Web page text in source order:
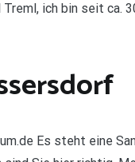
ich bin seit ca.
Es steht eine